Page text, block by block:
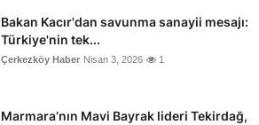
Bakan Kacır'dan savunma sanayii mesajı:
Türkiye'nin tek...
Çerkezköy Haber Nisan 3, 2026 1
Marmara’nın Mavi Bayrak lideri Tekirdağ,